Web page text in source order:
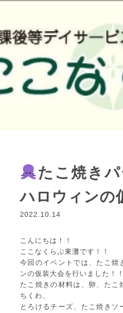
たこ焼き
ハロウィンの
2022.10.14
こんにちは！！
ここなくらぶ東灘です！！
今回のイベントでは、たこ焼
ンの仮装大会を行いました！！
たこ焼きの材料は、卵、たこ
ちくわ、
とろけるチーズ、たこ焼きソ